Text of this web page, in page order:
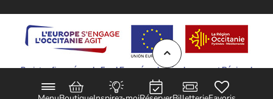
Projet cofinancé par le Fond Européen de Développement Régional